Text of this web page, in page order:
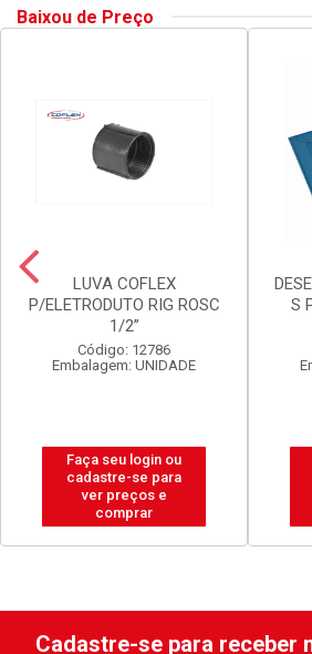
Baixou de Preço
LUVA COFLEX
P/ELETRODUTO RIG ROSC
1/2”
Código: 12786
Embalagem: UNIDADE
Faça seu login ou
cadastre-se para
ver preços e
comprar
S
Cadastre-se para receber